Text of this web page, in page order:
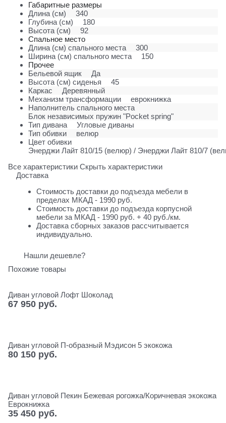
Габаритные размеры
Длина (см)
340
Глубина (см)
180
Высота (см)
92
Спальное место
Длина (см) спального места
300
Ширина (см) спального места
150
Прочее
Бельевой ящик
Да
Высота (см) сиденья
45
Каркас
Деревянный
Механизм трансформации
еврокнижка
Наполнитель спального места
Блок независимых пружин "Pocket spring"
Тип дивана
Угловые диваны
Тип обивки
велюр
Цвет обивки
Энерджи Лайт 810/15 (велюр) / Энерджи Лайт 810/7
Все характеристики Скрыть характеристики
Доставка
Стоимость доставки до подъезда мебели в
пределах МКАД - 1990 руб.
Стоимость доставки до подъезда корпусной
мебели за МКАД - 1990 руб. + 40 руб./км.
Доставка сборных заказов рассчитывается
индивидуально.
Нашли дешевле?
Похожие товары
Диван угловой Лофт Шоколад
67 950 руб.
Диван угловой П-образный Мэдисон 5 экокожа
80 150 руб.
Диван угловой Пекин Бежевая рогожка/Коричневая экокожа
Еврокнижка
35 450 руб.